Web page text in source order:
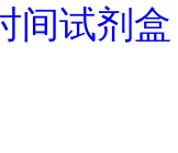
间试剂盒